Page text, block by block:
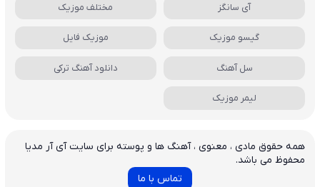
آی سانگز مختلف موزیک
گیسو موزیک موزیک فایل
سل آهنگ دانلود آهنگ ترکی
لیمر موزیک
همه حقوق مادی ، معنوی ، آهنگ ها و پوسته برای سایت آی آر مدیا
محفوظ می باشد.
تماس با ما